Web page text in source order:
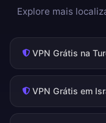
Explore mais
VPN Grátis na
VPN Grátis em